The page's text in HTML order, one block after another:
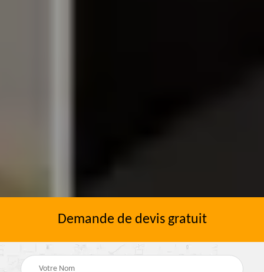
Demande de devis gratuit